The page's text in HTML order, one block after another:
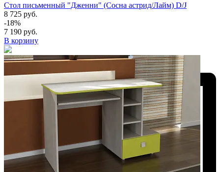
Стол письменный "Дженни" (Сосна астрид/Лайм) D/J
8 725 руб.
-18%
7 190 руб.
В корзину